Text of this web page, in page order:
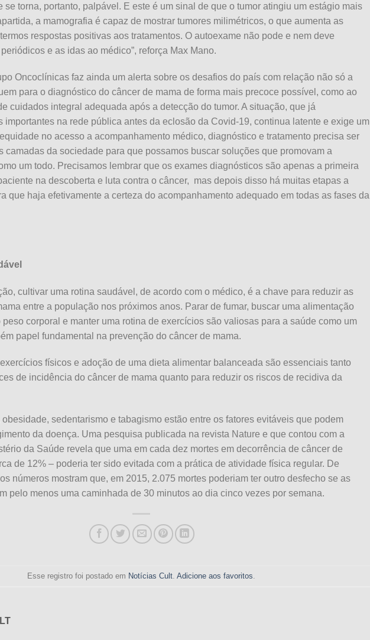
se torna, portanto, palpável. E este é um sinal de que o tumor atingiu um estágio mais
a mamografia é capaz de mostrar tumores milimétricos, o que aumenta as
respostas positivas aos tratamentos. O autoexame não pode e nem deve
e as idas ao médico”, reforça Max Mano.
Oncoclínicas faz ainda um alerta sobre os desafios do país com relação não só a
para o diagnóstico do câncer de mama de forma mais precoce possível, como ao
cuidados integral adequada após a detecção do tumor. A situação, que já
importantes na rede pública antes da eclosão da Covid-19, continua latente e exige um
no acesso a acompanhamento médico, diagnóstico e tratamento precisa ser
camadas da sociedade para que possamos buscar soluções que promovam a
um todo. Precisamos lembrar que os exames diagnósticos são apenas a primeira
na descoberta e luta contra o câncer, mas depois disso há muitas etapas a
que haja efetivamente a certeza do acompanhamento adequado em todas as fases da
cultivar uma rotina saudável, de acordo com o médico, é a chave para reduzir as
entre a população nos próximos anos. Parar de fumar, buscar uma alimentação
corporal e manter uma rotina de exercícios são valiosas para a saúde como um
papel fundamental na prevenção do câncer de mama.
físicos e adoção de uma dieta alimentar balanceada são essenciais tanto
de incidência do câncer de mama quanto para reduzir os riscos de recidiva da
sedentarismo e tabagismo estão entre os fatores evitáveis que podem
da doença. Uma pesquisa publicada na revista Nature e que contou com a
da Saúde revela que uma em cada dez mortes em decorrência de câncer de
de 12% – poderia ter sido evitada com a prática de atividade física regular. De
números mostram que, em 2015, 2.075 mortes poderiam ter outro desfecho se as
pelo menos uma caminhada de 30 minutos ao dia cinco vezes por semana.
Esse registro foi postado em Notícias Cult .Adicione aos favoritos